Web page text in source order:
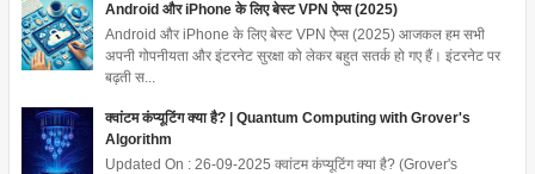
Android और iPhone के लिए बेस्ट VPN ऐप्स (2025)
Android और iPhone के लिए बेस्ट VPN ऐप्स (2025) आजकल हम सभी
अपनी गोपनीयता और इंटरनेट सुरक्षा को लेकर बहुत सतर्क हो गए हैं। इंटरनेट पर
बढ़ती स...
क्वांटम कंप्यूटिंग क्या है? | Quantum Computing with Grover's
Algorithm
Updated On : 26-09-2025 क्वांटम कंप्यूटिंग क्या है? (Grover's